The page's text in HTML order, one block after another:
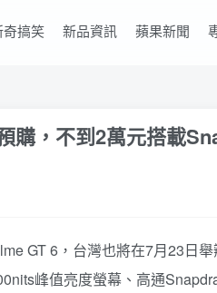
奇搞笑 新品資訊 蘋果新聞
購，不到2萬元搭載
GT 6，台灣也將在7月23日
峰值亮度螢幕、高通